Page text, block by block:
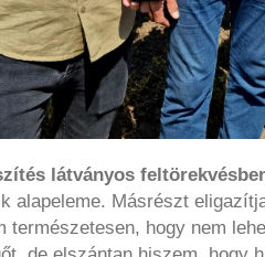
látványos
alapeleme. Másrészt
természetesen, hogy nem